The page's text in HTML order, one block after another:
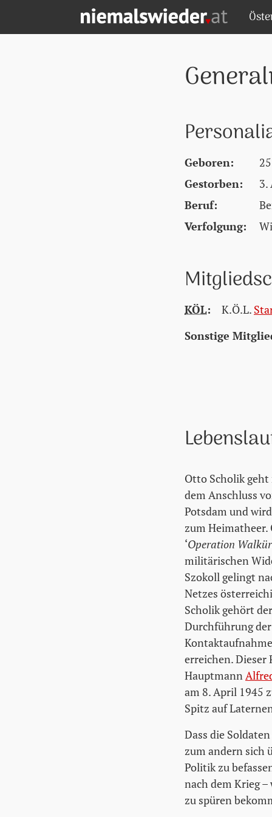
Zum Hauptinhalt springen
Zum Hauptmenü springen
Zu den Quicklinks springen
NIEMALS WIEDER! - STARTSEITE
Geboren:
Gestorben:
3.
Beruf:
Verfolgung:
KÖL: K.Ö.L.
Sonstige
Otto Scholik
dem Anschluss
Potsdam und
zum Heimatheer.
‘Operation
militärischen
Szokoll gelingt
Netzes
Scholik gehört
Durchführung der
erreichen.
Hauptmann
am 8. April 1945
Spitz auf
Dass die
zum andern sich
Politik zu
nach dem Krieg
zu spüren